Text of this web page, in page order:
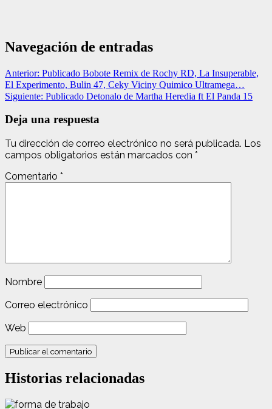
Navegación de entradas
Anterior: Publicado Bobote Remix de Rochy RD, La Insuperable,
El Experimento, Bulin 47, Ceky Viciny Quimico Ultramega…
Siguiente: Publicado Detonalo de Martha Heredia ft El Panda 15
Deja una respuesta
Tu dirección de correo electrónico no será publicada. Los
campos obligatorios están marcados con *
Comentario *
Nombre
Correo electrónico
Web
Historias relacionadas